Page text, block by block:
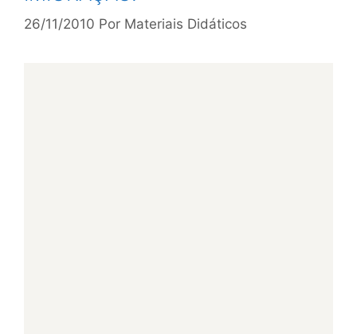
26/11/2010 Por Materiais Didáticos